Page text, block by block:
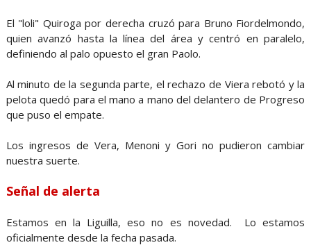
El "loli" Quiroga por derecha cruzó para Bruno Fiordelmondo,
quien avanzó hasta la línea del área y centró en paralelo,
definiendo al palo opuesto el gran Paolo.
Al minuto de la segunda parte, el rechazo de Viera rebotó y la
pelota quedó para el mano a mano del delantero de Progreso
que puso el empate.
Los ingresos de Vera, Menoni y Gori no pudieron cambiar
nuestra suerte.
Señal de alerta
Estamos en la Liguilla, eso no es novedad. Lo estamos
oficialmente desde la fecha pasada.